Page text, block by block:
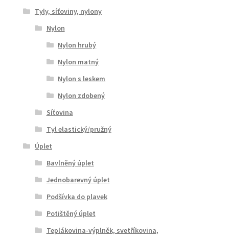
Tyly, síťoviny, nylony
Nylon
Nylon hrubý
Nylon matný
Nylon s leskem
Nylon zdobený
Síťovina
Tyl elastický/pružný
Úplet
Bavlněný úplet
Jednobarevný úplet
Podšívka do plavek
Potištěný úplet
Teplákovina-výplněk, svetříkovina,